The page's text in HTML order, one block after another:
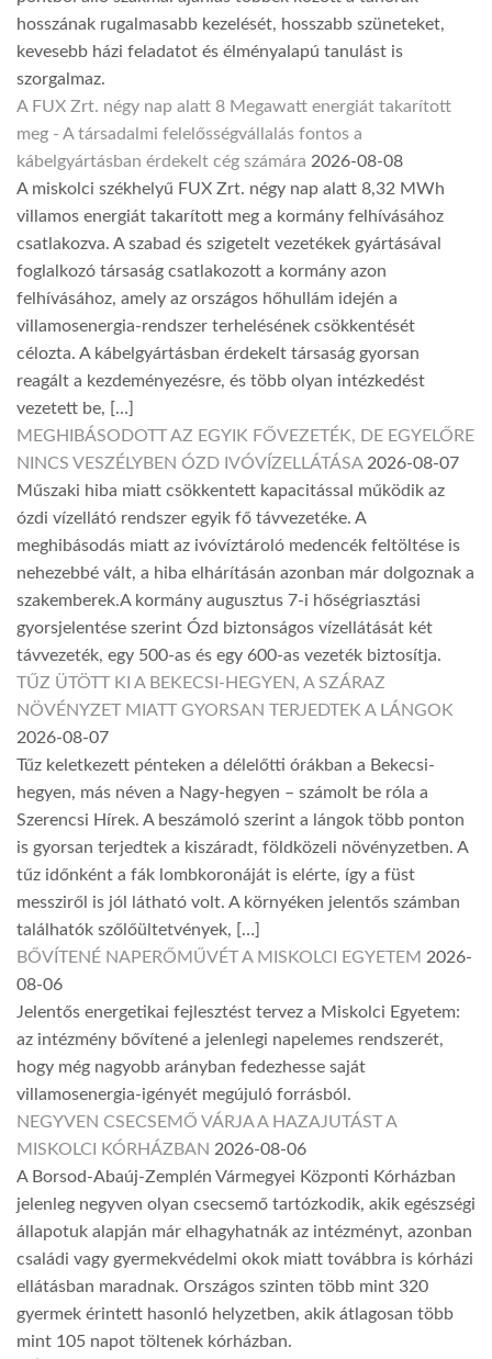
hosszának rugalmasabb kezelését, hosszabb szüneteket,
kevesebb házi feladatot és élményalapú tanulást is
szorgalmaz.
A FUX Zrt. négy nap alatt 8 Megawatt energiát takarított
meg - A társadalmi felelősségvállalás fontos a
kábelgyártásban érdekelt cég számára 2026-08-08
A miskolci székhelyű FUX Zrt. négy nap alatt 8,32 MWh
villamos energiát takarított meg a kormány felhívásához
csatlakozva. A szabad és szigetelt vezetékek gyártásával
foglalkozó társaság csatlakozott a kormány azon
felhívásához, amely az országos hőhullám idején a
villamosenergia-rendszer terhelésének csökkentését
célozta. A kábelgyártásban érdekelt társaság gyorsan
reagált a kezdeményezésre, és több olyan intézkedést
vezetett be, […]
MEGHIBÁSODOTT AZ EGYIK FŐVEZETÉK, DE EGYELŐRE
NINCS VESZÉLYBEN ÓZD IVÓVÍZELLÁTÁSA 2026-08-07
Műszaki hiba miatt csökkentett kapacitással működik az
ózdi vízellátó rendszer egyik fő távvezetéke. A
meghibásodás miatt az ivóvíztároló medencék feltöltése is
nehezebbé vált, a hiba elhárításán azonban már dolgoznak a
szakemberek.A kormány augusztus 7-i hőségriasztási
gyorsjelentése szerint Ózd biztonságos vízellátását két
távvezeték, egy 500-as és egy 600-as vezeték biztosítja.
TŰZ ÜTÖTT KI A BEKECSI-HEGYEN, A SZÁRAZ
NÖVÉNYZET MIATT GYORSAN TERJEDTEK A LÁNGOK
2026-08-07
Tűz keletkezett pénteken a délelőtti órákban a Bekecsi-
hegyen, más néven a Nagy-hegyen – számolt be róla a
Szerencsi Hírek. A beszámoló szerint a lángok több ponton
is gyorsan terjedtek a kiszáradt, földközeli növényzetben. A
tűz időnként a fák lombkoronáját is elérte, így a füst
messziről is jól látható volt. A környéken jelentős számban
találhatók szőlőültetvények, […]
BŐVÍTENÉ NAPERŐMŰVÉT A MISKOLCI EGYETEM 2026-
08-06
Jelentős energetikai fejlesztést tervez a Miskolci Egyetem:
az intézmény bővítené a jelenlegi napelemes rendszerét,
hogy még nagyobb arányban fedezhesse saját
villamosenergia-igényét megújuló forrásból.
NEGYVEN CSECSEMŐ VÁRJA A HAZAJUTÁST A
MISKOLCI KÓRHÁZBAN 2026-08-06
A Borsod-Abaúj-Zemplén Vármegyei Központi Kórházban
jelenleg negyven olyan csecsemő tartózkodik, akik egészségi
állapotuk alapján már elhagyhatnák az intézményt, azonban
családi vagy gyermekvédelmi okok miatt továbbra is kórházi
ellátásban maradnak. Országos szinten több mint 320
gyermek érintett hasonló helyzetben, akik átlagosan több
mint 105 napot töltenek kórházban.